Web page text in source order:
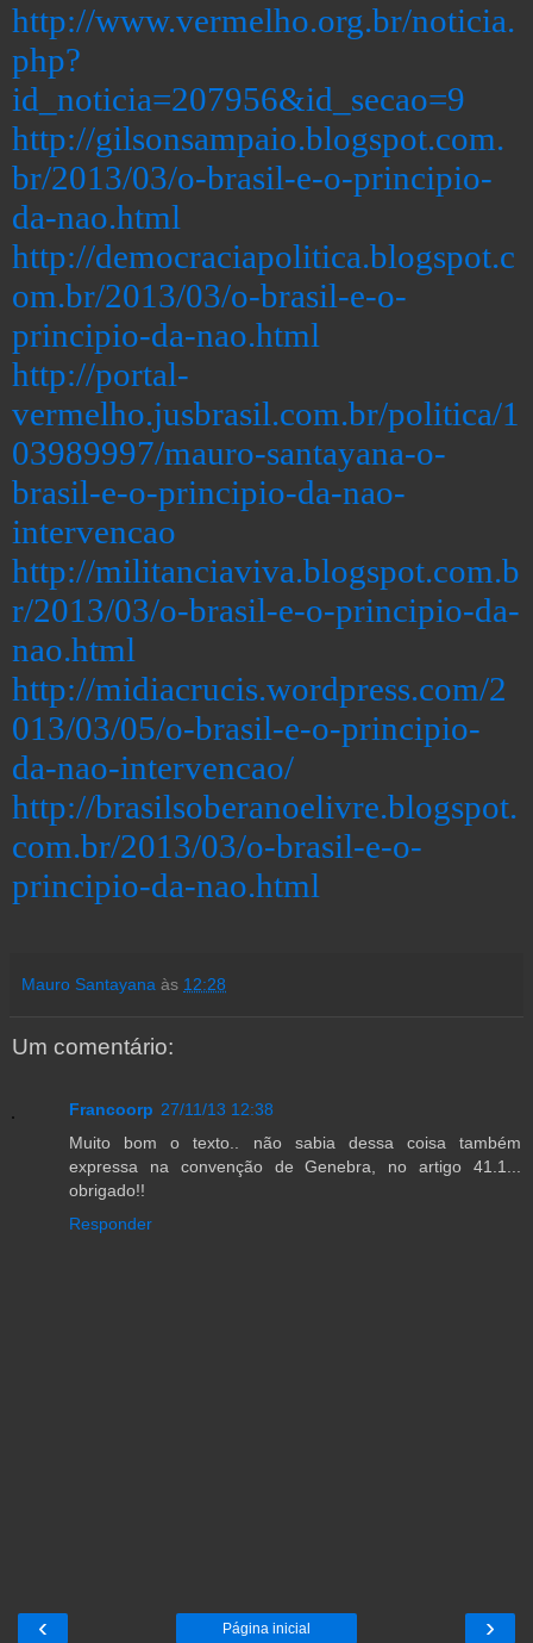
http://www.vermelho.org.br/noticia.
php?
id_noticia=207956&id_secao=9
http://gilsonsampaio.blogspot.com.
br/2013/03/o-brasil-e-o-principio-
da-nao.html
http://democraciapolitica.blogspot.c
om.br/2013/03/o-brasil-e-o-
principio-da-nao.html
http://portal-
vermelho.jusbrasil.com.br/politica/1
03989997/mauro-santayana-o-
brasil-e-o-principio-da-nao-
intervencao
http://militanciaviva.blogspot.com.b
r/2013/03/o-brasil-e-o-principio-da-
nao.html
http://midiacrucis.wordpress.com/2
013/03/05/o-brasil-e-o-principio-
da-nao-intervencao/
http://brasilsoberanoelivre.blogspot.
com.br/2013/03/o-brasil-e-o-
principio-da-nao.html
Mauro Santayana às 12:28
Um comentário:
Francoorp 27/11/13 12:38
Muito bom o texto.. não sabia dessa coisa também
expressa na convenção de Genebra, no artigo 41.1...
obrigado!!
Responder
‹ ›
Página inicial